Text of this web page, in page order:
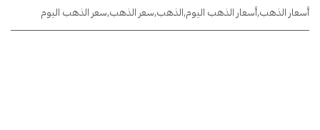
أسعار الذهب,أسعار الذهب اليوم,الذهب,سعر الذهب,سعر الذهب اليوم